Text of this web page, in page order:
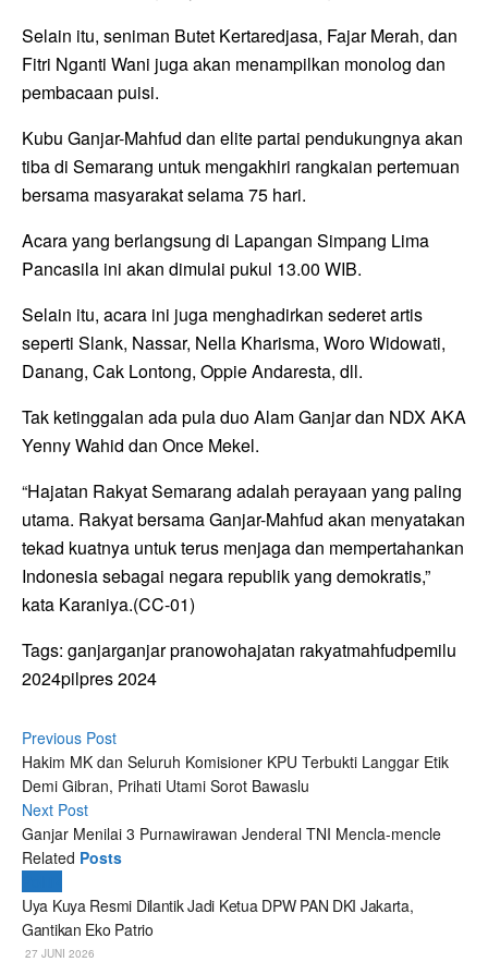
Selain itu, seniman Butet Kertaredjasa, Fajar Merah, dan
Fitri Nganti Wani juga akan menampilkan monolog dan
pembacaan puisi.
Kubu Ganjar-Mahfud dan elite partai pendukungnya akan
tiba di Semarang untuk mengakhiri rangkaian pertemuan
bersama masyarakat selama 75 hari.
Acara yang berlangsung di Lapangan Simpang Lima
Pancasila ini akan dimulai pukul 13.00 WIB.
Selain itu, acara ini juga menghadirkan sederet artis
seperti Slank, Nassar, Nella Kharisma, Woro Widowati,
Danang, Cak Lontong, Oppie Andaresta, dll.
Tak ketinggalan ada pula duo Alam Ganjar dan NDX AKA
Yenny Wahid dan Once Mekel.
“Hajatan Rakyat Semarang adalah perayaan yang paling
utama. Rakyat bersama Ganjar-Mahfud akan menyatakan
tekad kuatnya untuk terus menjaga dan mempertahankan
Indonesia sebagai negara republik yang demokratis,”
kata Karaniya.(CC-01)
Tags: ganjarganjar pranowohajatan rakyatmahfudpemilu
2024pilpres 2024
Previous Post
Hakim MK dan Seluruh Komisioner KPU Terbukti Langgar Etik
Demi Gibran, Prihati Utami Sorot Bawaslu
Next Post
Ganjar Menilai 3 Purnawirawan Jenderal TNI Mencla-mencle
Related Posts
Uya Kuya Resmi Dilantik Jadi Ketua DPW PAN DKI Jakarta,
Gantikan Eko Patrio
27 JUNI 2026